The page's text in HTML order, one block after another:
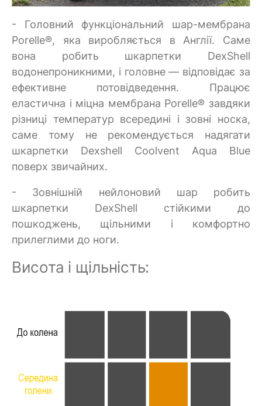
- Головний функціональний шар-мембрана
Porelle®, яка виробляється в Англії. Саме
вона робить шкарпетки DexShell
водонепроникними, і головне — відповідає за
ефективне потовідведення. Працює
еластична і міцна мембрана Porelle® завдяки
різниці температур всередині і зовні носка,
саме тому не рекомендується надягати
шкарпетки Dexshell Coolvent Aqua Blue
поверх звичайних.
- Зовнішній нейлоновий шар робить
шкарпетки DexShell стійкими до
пошкоджень, щільними і комфортно
прилеглими до ноги.
Висота і щільність: